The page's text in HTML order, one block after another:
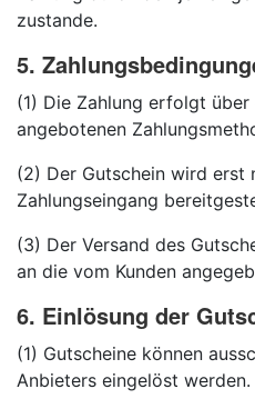
zustande.
5.
(1) Die Zahlung erfolgt
angebotenen
(2) Der Gutschein wird erst
Zahlungseingang
(3) Der Versand des
an die vom Kunden
6. Einlösung der
(1) Gutscheine können
Anbieters eingelöst werden.